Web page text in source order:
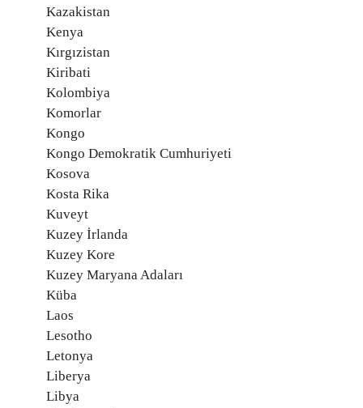
Kazakistan
Kenya
Kırgızistan
Kiribati
Kolombiya
Komorlar
Kongo
Kongo Demokratik Cumhuriyeti
Kosova
Kosta Rika
Kuveyt
Kuzey İrlanda
Kuzey Kore
Kuzey Maryana Adaları
Küba
Laos
Lesotho
Letonya
Liberya
Libya